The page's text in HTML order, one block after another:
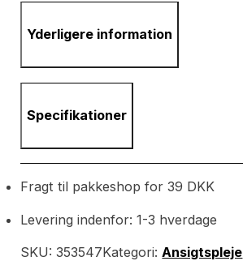
Yderligere information
Specifikationer
Fragt til pakkeshop for 39 DKK
Levering indenfor: 1-3 hverdage
SKU:353547Kategori: Ansigtspleje